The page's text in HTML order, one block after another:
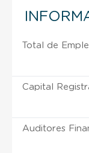
Total de
Capital
Auditores